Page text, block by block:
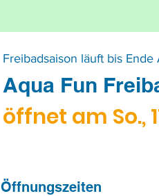
Aqua Fun
Freibadsaison läuft bis Ende
öffnet am So.,
Öffnungszeiten